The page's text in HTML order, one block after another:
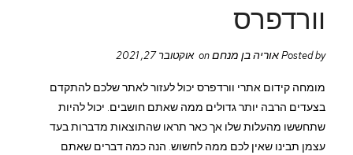
וורדפרס
Posted byאוריה בן מנחם
מומחה קידום אתרי וורדפרס יכול לעזור לאתר שלכם להתקדם
בצעדים הרבה יותר גדולים ממה שאתם חושבים. יכול להיות
שתחששו מהעלות שלו אך כאר תראו שהתוצאות מדברות בעד
עצמן תבינו שאין לכם ממה לחשוש. הנה כמה דברים שאתם